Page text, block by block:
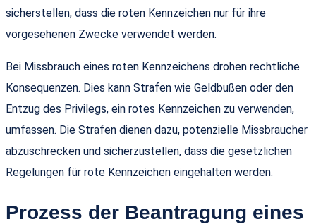
sicherstellen, dass die roten Kennzeichen nur für ihre
vorgesehenen Zwecke verwendet werden.
Bei Missbrauch eines roten Kennzeichens drohen rechtliche
Konsequenzen. Dies kann Strafen wie Geldbußen oder den
Entzug des Privilegs, ein rotes Kennzeichen zu verwenden,
umfassen. Die Strafen dienen dazu, potenzielle Missbraucher
abzuschrecken und sicherzustellen, dass die gesetzlichen
Regelungen für rote Kennzeichen eingehalten werden.
Prozess der Beantragung eines